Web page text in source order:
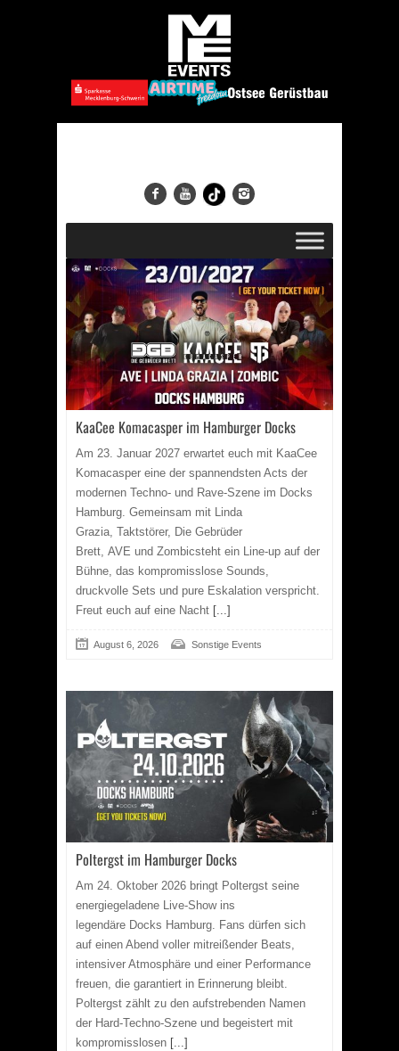
KaaCee Komacasper im Hamburger Docks
Am 23. Januar 2027 erwartet euch mit KaaCee
Komacasper eine der spannendsten Acts der
modernen Techno- und Rave-Szene im Docks
Hamburg. Gemeinsam mit Linda
Grazia, Taktstörer, Die Gebrüder
Brett, AVE und Zombicsteht ein Line-up auf der
Bühne, das kompromisslose Sounds,
druckvolle Sets und pure Eskalation verspricht.
Freut euch auf eine Nacht [...]
August 6, 2026 Sonstige Events
Poltergst im Hamburger Docks
Am 24. Oktober 2026 bringt Poltergst seine
energiegeladene Live-Show ins
legendäre Docks Hamburg. Fans dürfen sich
auf einen Abend voller mitreißender Beats,
intensiver Atmosphäre und einer Performance
freuen, die garantiert in Erinnerung bleibt.
Poltergst zählt zu den aufstrebenden Namen
der Hard-Techno-Szene und begeistert mit
kompromisslosen [...]